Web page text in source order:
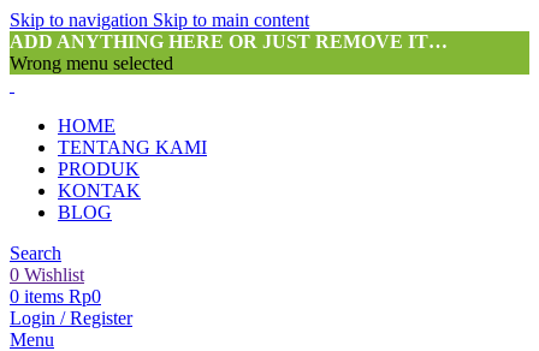
Skip to navigation Skip to main content
ADD ANYTHING HERE OR JUST REMOVE IT…
Wrong menu selected
HOME
TENTANG KAMI
PRODUK
KONTAK
BLOG
Search
0 Wishlist
0 items Rp0
Login / Register
Menu